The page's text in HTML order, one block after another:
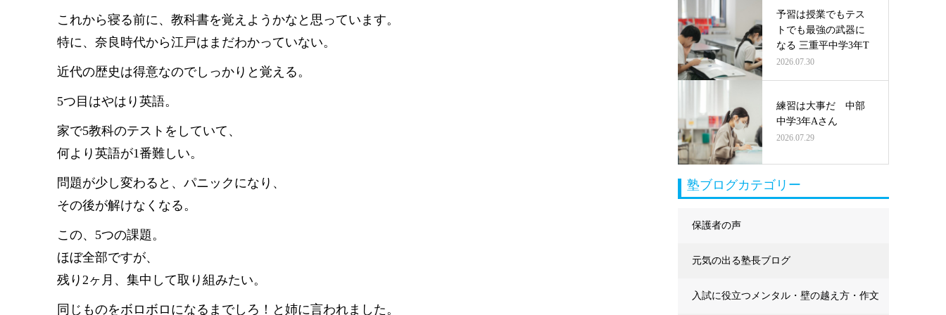
これから寝る前に、教科書を覚えようかなと思っています。
特に、奈良時代から江戸はまだわかっていない。
近代の歴史は得意なのでしっかりと覚える。
5つ目はやはり英語。
家で5教科のテストをしていて、
何より英語が1番難しい。
問題が少し変わると、パニックになり、
その後が解けなくなる。
この、5つの課題。
ほぼ全部ですが、
残り2ヶ月、集中して取り組みたい。
同じものをボロボロになるまでしろ！と姉に言われました。
予習は授業でもテス
トでも最強の武器に
なる 三重平中学3年T
2026.07.30
練習は大事だ 中部
中学3年Aさん
2026.07.29
塾ブログカテゴリー
保護者の声
元気の出る塾長ブログ
入試に役立つメンタル・壁の越え方・作文